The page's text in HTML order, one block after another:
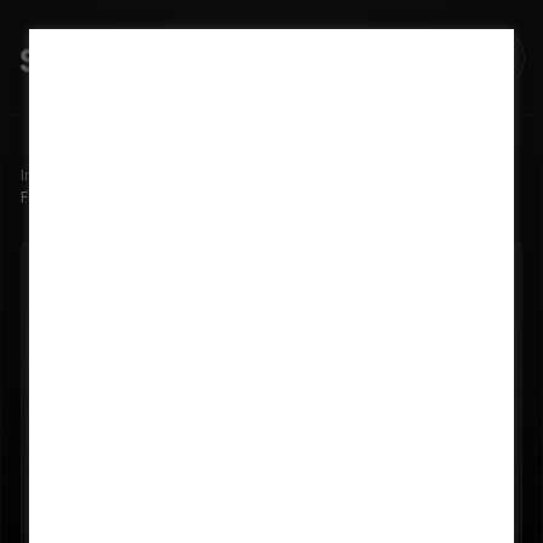
Início
Fazenda solar como estratégia de escala para integradores